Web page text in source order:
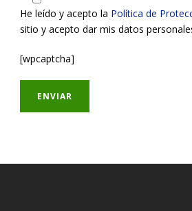
He leído y acepto la Política de
sitio y acepto dar mis datos
[wpcaptcha]